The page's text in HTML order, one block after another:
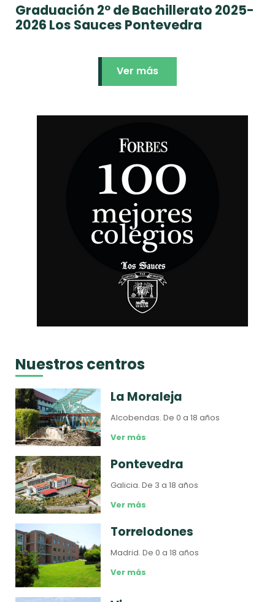
Graduación 2º de Bachillerato 2025-
2026 Los Sauces Pontevedra
Ver más
Nuestros centros
La Moraleja
Alcobendas.De 0 a 18 años
Ver más
Pontevedra
Galicia.De 3 a 18 años
Ver más
Torrelodones
Madrid.De 0 a 18 años
Ver más